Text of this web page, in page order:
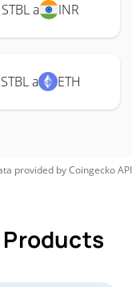
STBL a INR
STBL a ETH
provided byCoingeckoAPI